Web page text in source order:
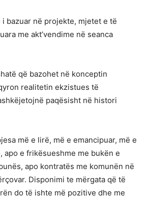
bazuar në projekte, mjetet e të
me akt’vendime në seanca
që bazohet në konceptin
realitetin ekzistues të
paqësisht në histori
më e lirë, më e emancipuar, më e
apo e frikësueshme me bukën e
apo kontratës me komunën në
Disponimi te mërgata që të
do të ishte më pozitive dhe me